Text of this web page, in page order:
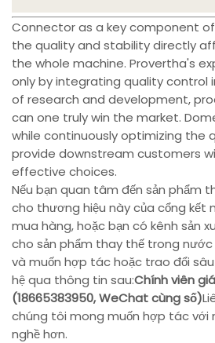
Connector as a key component
the quality and stability directly
the whole machine. Provertha's
only by integrating quality control
of research and development,
can one truly win the market.
while continuously optimizing the
provide downstream customers
effective choices.
Nếu bạn quan tâm đến sản phẩm
cho thương hiệu này của cổng kết
mua hàng, hoặc bạn có kênh sản
cho sản phẩm thay thế trong
và muốn hợp tác hoặc trao đổi sâu
hệ qua thông tin sau:Chính viên
(18665383950, WeChat cùng số)
chúng tôi mong muốn hợp tác với
nghề hơn.